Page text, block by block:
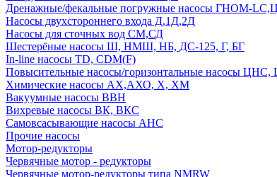
Дренажные/фекальные погружные насосы ГНОМ-
Насосы двухстороннего входа Д,1Д,2Д
Насосы для сточных вод СМ,СД
Шестерёные насосы Ш, НМШ, НБ, ДС-125, Г, БГ
In-line насосы TD, CDM(F)
Повысительные насосы/горизонтальные насосы
Химические насосы АХ,АХО, Х, ХМ
Вакуумные насосы ВВН
Вихревые насосы ВК, ВКС
Самовсасывающие насосы АНС
Прочие насосы
Мотор-редукторы
Червячные мотор - редукторы
Червячные мотор-редукторы типа NMRW